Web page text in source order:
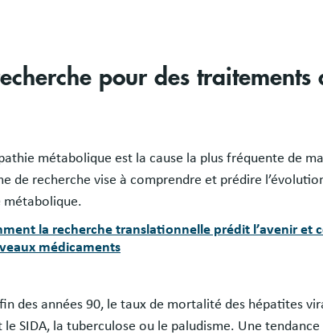
pour des traitements
métabolique est la cause la plus fréquente de
de recherche vise à comprendre et prédire
métabolique.
la recherche translationnelle prédit l’avenir et
médicaments
des années 90, le taux de mortalité des hépatites
le SIDA, la tuberculose ou le paludisme. Une